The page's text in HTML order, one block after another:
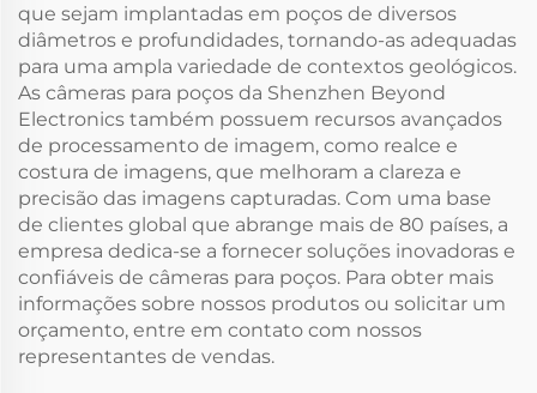
que sejam implantadas em poços de diversos
diâmetros e profundidades, tornando-as adequadas
para uma ampla variedade de contextos geológicos.
As câmeras para poços da Shenzhen Beyond
Electronics também possuem recursos avançados
de processamento de imagem, como realce e
costura de imagens, que melhoram a clareza e
precisão das imagens capturadas. Com uma base
de clientes global que abrange mais de 80 países, a
empresa dedica-se a fornecer soluções inovadoras e
confiáveis de câmeras para poços. Para obter mais
informações sobre nossos produtos ou solicitar um
orçamento, entre em contato com nossos
representantes de vendas.